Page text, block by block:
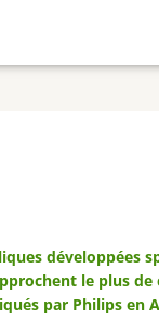
développées
le plus
par Philips